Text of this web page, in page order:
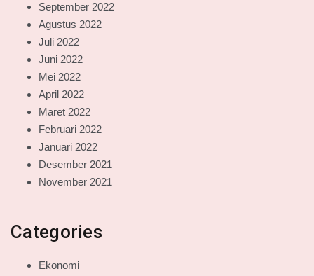
September 2022
Agustus 2022
Juli 2022
Juni 2022
Mei 2022
April 2022
Maret 2022
Februari 2022
Januari 2022
Desember 2021
November 2021
Categories
Ekonomi